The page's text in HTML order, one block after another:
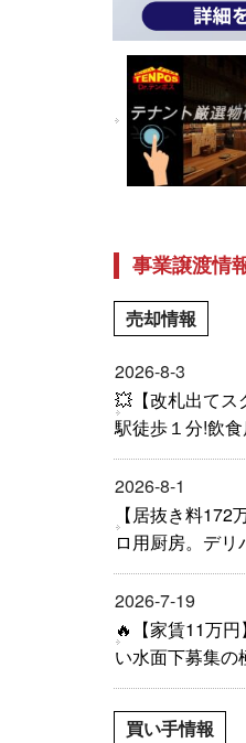
事業譲渡情
売却情報
2026-8-3
💥【改札出てス
駅徒歩１分!飲
2026-8-1
【居抜き料172
ロ用厨房。デリ
2026-7-19
🔥【家賃11万
い水面下募集の
買い手情報